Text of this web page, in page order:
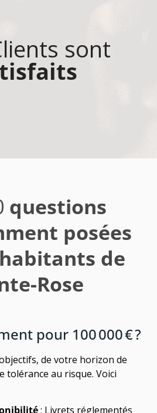
sont
questions
posées
de
Rose
pour 100 000 € ?
de votre horizon de
tolérance au risque. Voici
: Livrets réglementés